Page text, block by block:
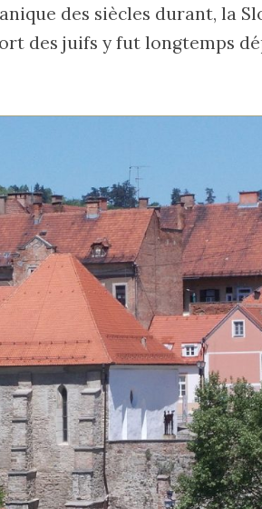
des siècles durant, la
des juifs y fut longtemps